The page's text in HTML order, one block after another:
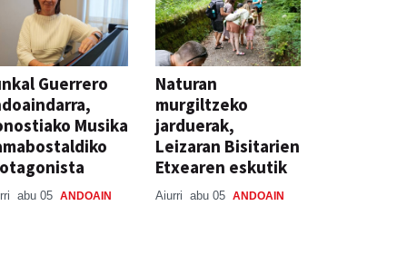
Guerrero
Musika
abu 05 ANDOAIN
Naturan
murgiltzeko
jarduerak,
Leizaran Bisitarien
Etxearen eskutik
Aiurri abu 05 ANDOAIN